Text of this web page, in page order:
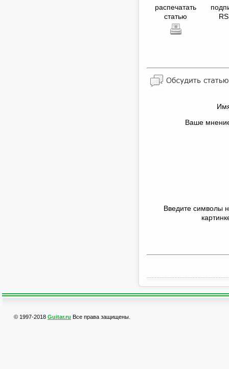
распечатать
статью
Ваше
Введите символы
© 1997-2018 Guitar.ru Все права защищены.